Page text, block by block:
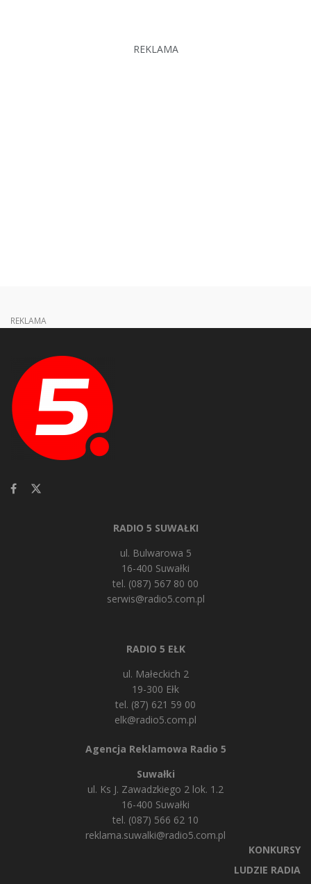
REKLAMA
REKLAMA
RADIO 5 SUWAŁKI
ul. Bulwarowa 5
16-400 Suwałki
tel. (087) 567 80 00
serwis@radio5.com.pl
RADIO 5 EŁK
ul. Małeckich 2
19-300 Ełk
tel. (87) 621 59 00
elk@radio5.com.pl
Agencja Reklamowa Radio 5
Suwałki
ul. Ks J. Zawadzkiego 2 lok. 1.2
16-400 Suwałki
tel. (087) 566 62 10
reklama.suwalki@radio5.com.pl
KONKURSY
LUDZIE RADIA